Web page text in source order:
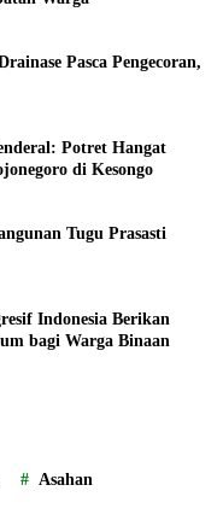
Pasca Pengecoran,
Potret Hangat
di Kesongo
Tugu Prasasti
Indonesia Berikan
bagi Warga Binaan
Asahan